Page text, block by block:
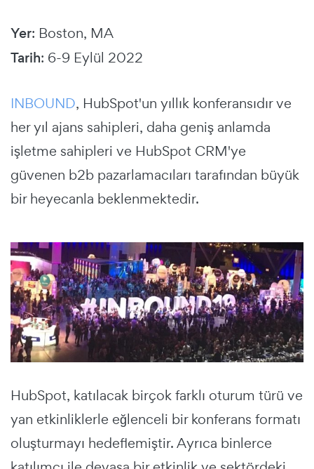
Yer: Boston, MA
Tarih: 6-9 Eylül 2022
INBOUND, HubSpot'un yıllık konferansıdır ve
her yıl ajans sahipleri, daha geniş anlamda
işletme sahipleri ve HubSpot CRM'ye
güvenen b2b pazarlamacıları tarafından büyük
bir heyecanla beklenmektedir.
HubSpot, katılacak birçok farklı oturum türü ve
yan etkinliklerle eğlenceli bir konferans formatı
oluşturmayı hedeflemiştir. Ayrıca binlerce